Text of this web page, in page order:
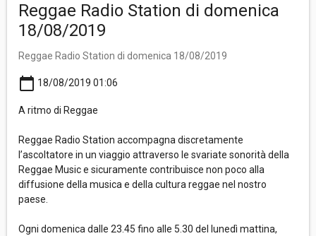
Reggae Radio Station di domenica
18/08/2019
Reggae Radio Station di domenica 18/08/2019
calendar_today 18/08/2019 01:06
A ritmo di Reggae
Reggae Radio Station accompagna discretamente
l’ascoltatore in un viaggio attraverso le svariate sonorità della
Reggae Music e sicuramente contribuisce non poco alla
diffusione della musica e della cultura reggae nel nostro
paese.
Ogni domenica dalle 23.45 fino alle 5.30 del lunedì mattina,